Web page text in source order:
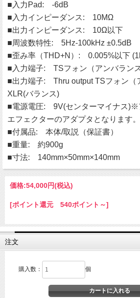
■入力Pad: -6dB
■入力インピーダンス: 10MΩ
■出力インピーダンス: 10Ω以下
■周波数特性: 5Hz-100kHz ±0.5dB
■歪み率（THD+N）: 0.005%以下
■入力端子: TSフォン（アンバランス
■出力端子: Thru output TSフォン（
XLR(バランス)
■電源電圧: 9V(センターマイナス)※
エフェクターのアダプタとなります
■付属品: 本体/取説（保証書）
■重量: 約900g
■寸法: 140mm×50mm×140mm
価格:54,000円(税込)
[ポイント還元 540ポイント～]
注文
購入数： 個